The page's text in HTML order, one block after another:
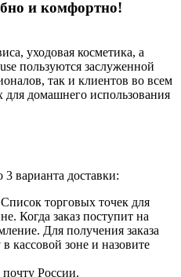
и комфортно!
уходовая косметика, а
пользуются заслуженной
так и клиентов во всем
домашнего использования
варианта доставки:
торговых точек для
Когда заказ поступит на
Для получения заказа
кассовой зоне и назовите
почту России.